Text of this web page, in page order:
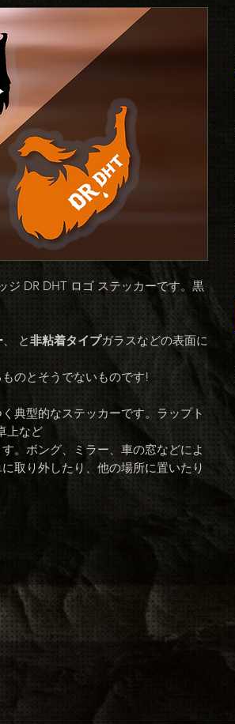
ジ DR DHT ロゴ ステッカーです。黒
、 と非粘着タイプガラスなどの表面に
のとそうでないものです!
典型的なステッカーです。ラップト
上など
。ボング、ミラー、車の窓などによ
取り外したり、他の場所に置いたり